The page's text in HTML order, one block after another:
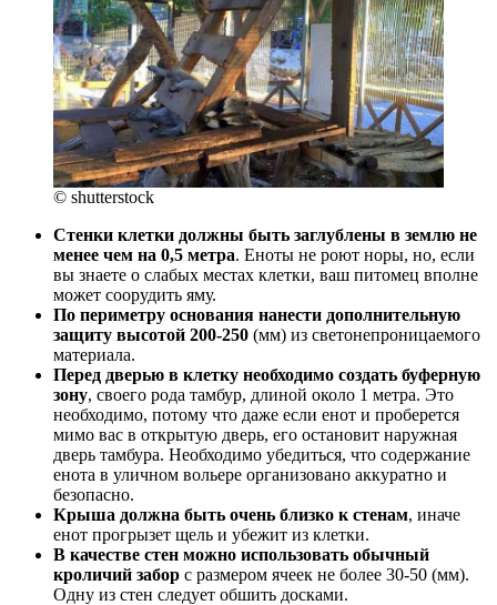
© shutterstock
Стенки клетки должны быть заглублены в землю не
менее чем на 0,5 метра. Еноты не роют норы, но, если
вы знаете о слабых местах клетки, ваш питомец вполне
может соорудить яму.
По периметру основания нанести дополнительную
защиту высотой 200-250 (мм) из светонепроницаемого
материала.
Перед дверью в клетку необходимо создать буферную
зону, своего рода тамбур, длиной около 1 метра. Это
необходимо, потому что даже если енот и проберется
мимо вас в открытую дверь, его остановит наружная
дверь тамбура. Необходимо убедиться, что содержание
енота в уличном вольере организовано аккуратно и
безопасно.
Крыша должна быть очень близко к стенам, иначе
енот прогрызет щель и убежит из клетки.
В качестве стен можно использовать обычный
кроличий забор с размером ячеек не более 30-50 (мм).
Одну из стен следует обшить досками.